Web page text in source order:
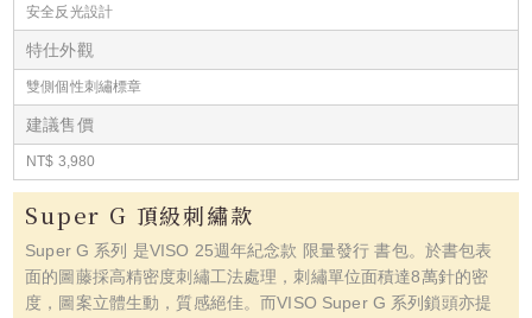
安全反光設計
特仕外觀
雙側個性刺繡標章
建議售價
NT$ 3,980
Super G 頂級刺繡款
Super G 系列 是VISO 25週年紀念款 限量發行 書包。於書包表
面的圖藤採高精密度刺繡工法處理，刺繡單位面積達8萬針的密
度，圖案立體生動，質感絕佳。而VISO Super G 系列鎖頭亦提